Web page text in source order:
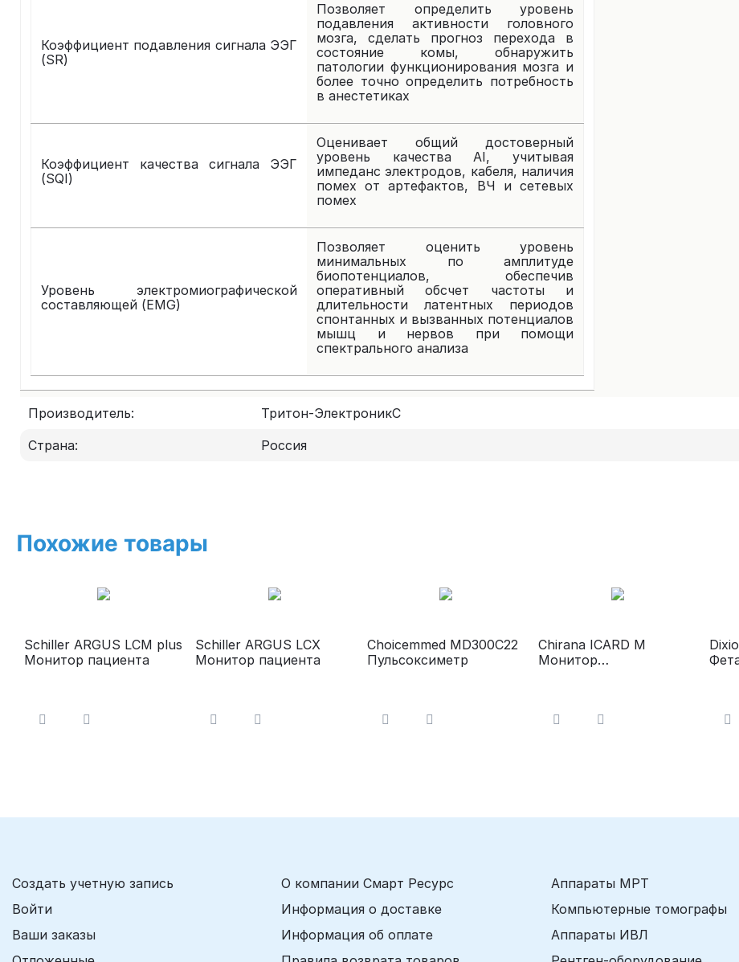
Коэффициент подавления сигнала ЭЭГ
(SR)
Позволяет определить уровень
подавления активности головного
мозга, сделать прогноз перехода в
состояние комы, обнаружить
патологии функционирования мозга и
более точно определить потребность
в анестетиках
Коэффициент качества сигнала ЭЭГ
(SQI)
Оценивает общий достоверный
уровень качества AI, учитывая
импеданс электродов, кабеля, наличия
помех от артефактов, ВЧ и сетевых
помех
Уровень электромиографической
составляющей (EMG)
Позволяет оценить уровень
минимальных по амплитуде
биопотенциалов, обеспечив
оперативный обсчет частоты и
длительности латентных периодов
спонтанных и вызванных потенциалов
мышц и нервов при помощи
спектрального анализа
Производитель:
Тритон-ЭлектроникС
Страна:
Россия
Похожие товары
Schiller ARGUS LCM plus
Монитор пациента
Schiller ARGUS LCX
Монитор пациента
Choicemmed MD300C22
Пульсоксиметр
Chirana ICARD М
Монитор
Создать учетную запись
Войти
Ваши заказы
О компании Смарт Ресурс
Информация о доставке
Информация об оплате
Аппараты МРТ
Компьютерные томографы
Аппараты ИВЛ